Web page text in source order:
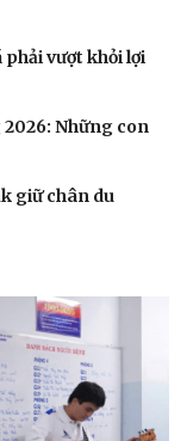
vượt khỏi lợi
Những con
giữ chân du